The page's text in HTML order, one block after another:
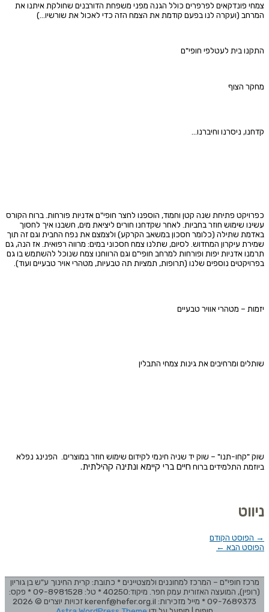
צמחי פונדקאים לפרפרים כולל הגנה מפני משפחת הדורבנים שחולקת איתנו את
המרחב (ועקרה לנו בפעם קודמת את הצמח הזה כדי לאכול את שורשיו…)
התקנו בית לעטלפי חופי"ם
מחקר הצוף
קדחנו, ניסרנו וחיברנו…
כפרויקט פתיחת שנה קטן וחמוד, הוספנו לחצר חופי"ם אדניות פורחות. ברוח הקורס
עשינו שימוש חוזר בחביות. לאחר שקדחנו חורים ליציאת מים, חשבנו איך לחסוך
באדמת שתילה (כלומר חסכון במשאב הקרקע) ולצמצם את נפח החבית וגם זה תוך
שמירת עיקרון המחדוש. לסיום, שתלנו צמח חסכוני במים: מרווה רפואית. אז הנה, גם
תרמנו אדניות יפות ופורחות למרחב חופי"ם וגם הרווחנו צמח שנוכל להשתמש בו גם
בפרויקטים נוספים שלנו (תרופות, תמציות תה טבעיות, מטהרי אויר טבעיים ועוד).
יזמות – מטהרי אוויר טבעיים
שותלים ומרחיבים את גינות צמחי התבלין
שוק "קחו-תנו" – שוק יד שניה חינמי לקידום שימוש חוזר במוצרים. הפנינג נפלא
ביוזמת התלמידים ברוח חיים ברי קיימא ונתינה קהילתית.
ניווט
→ הפוסט הקודם
הפוסט הבא ←
מרכז חופי"ם – המרכז למחוננים ולמצטיינים * כתובת: קרית החינוך ע"ש בן גוריון
(רופין), המועצה האזורית עמק חפר. מיקוד:40250 * טל: 09-8981528 * פקס:
09-7689373 * מייל מזכירות: kerenf@hefer.org.il זכויות יוצרים © 2026